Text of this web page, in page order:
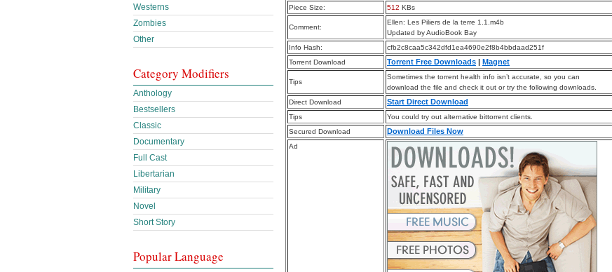
Piece Size:
512 KBs
Comment:
Ellen: Les Piliers de la terre 1.1.m4b
Updated by AudioBook Bay
Info Hash:
cfb2c8caa5c342dfd1ea4690e2f8b4bbdaad251f
Torrent Download
Torrent Free Downloads | Magnet
Tips
Sometimes the torrent health info isn’t accurate, so you can
download the file and check it out or try the following downloads.
Direct Download
Start Direct Download
Tips
You could try out alternative bittorrent clients.
Secured Download
Download Files Now
Ad
Westerns
Zombies
Other
Category Modifiers
Anthology
Bestsellers
Classic
Documentary
Full Cast
Libertarian
Military
Novel
Short Story
Popular Language